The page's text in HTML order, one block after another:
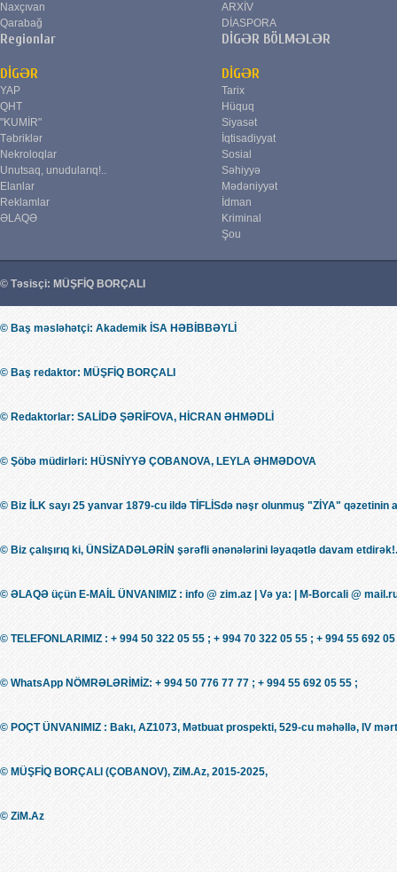
Naxçıvan
Qarabağ
Regionlar
ARXİV
DİASPORA
DİGƏR BÖLMƏLƏR
DİGƏR
YAP
QHT
"KUMİR"
Təbriklər
Nekroloqlar
Unutsaq, unudularıq!..
Elanlar
Reklamlar
ƏLAQƏ
DİGƏR
Tarix
Hüquq
Siyasət
İqtisadiyyat
Sosial
Səhiyyə
Mədəniyyət
İdman
Kriminal
Şou
© Təsisçi: MÜŞFİQ BORÇALI
© Baş məsləhətçi: Akademik İSA HƏBİBBƏYLİ
© Baş redaktor: MÜŞFİQ BORÇALI
© Redaktorlar: SALİDƏ ŞƏRİFOVA, HİCRAN ƏHMƏDLİ
© Şöbə müdirləri: HÜSNİYYƏ ÇOBANOVA, LEYLA ƏHMƏDOVA
© Biz İLK sayı 25 yanvar 1879-cu ildə TİFLİSdə nəşr olunmuş "ZİYA" qəzetinin
© Biz çalışırıq ki, ÜNSİZADƏLƏRİN şərəfli ənənələrini ləyaqətlə davam
© ƏLAQƏ üçün E-MAİL ÜNVANIMIZ : info @ zim.az | Və ya: | M-Borcali @
© TELEFONLARIMIZ : + 994 50 322 05 55 ; + 994 70 322 05 55 ; + 994 55 692
© WhatsApp NÖMRƏLƏRİMİZ: + 994 50 776 77 77 ; + 994 55 692 05 55 ;
© POÇT ÜNVANIMIZ : Bakı, AZ1073, Mətbuat prospekti, 529-cu məhəllə, IV
© MÜŞFİQ BORÇALI (ÇOBANOV), ZiM.Az, 2015-2025,
© ZiM.Az